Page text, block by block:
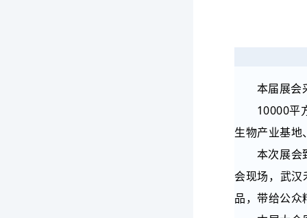
本届展会
10000平
生物产业基地
本次展会
会现场，武
品，带给公众